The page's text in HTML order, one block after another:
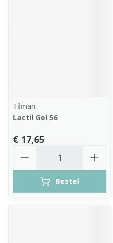
Tilman
Lactil Gel 56
€ 17,65
Bestel